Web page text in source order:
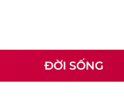
ĐỜI SỐNG